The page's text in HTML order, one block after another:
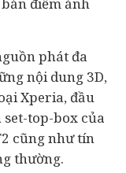
phát đa
nội dung 3D,
Xperia, đầu
set-top-box của
cũng như tín
thường.